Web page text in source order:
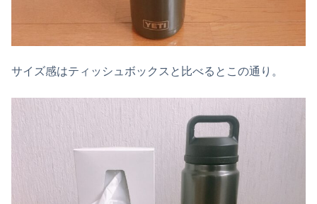
サイズ感はティッシュボックスと比べるとこの通り。